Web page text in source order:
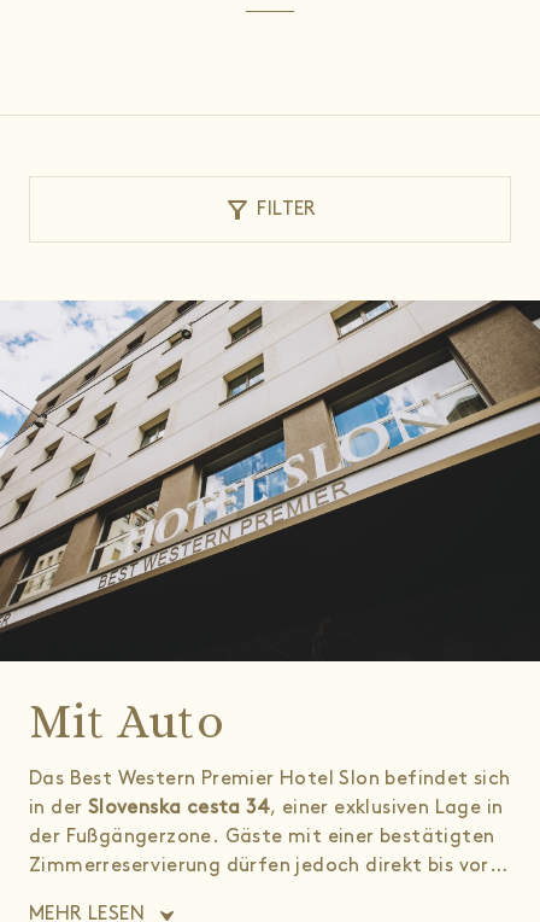
filter_alt FILTER
Mit Auto
Das Best Western Premier Hotel Slon befindet sich
in der Slovenska cesta 34, einer exklusiven Lage in
der Fußgängerzone. Gäste mit einer bestätigten
Zimmerreservierung dürfen jedoch direkt bis vor
MEHR LESEN